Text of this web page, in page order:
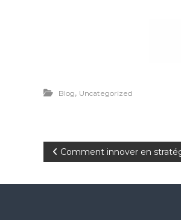
Blog, Uncategorized
N
a
Comment innover en